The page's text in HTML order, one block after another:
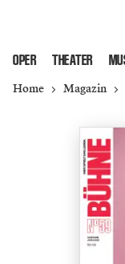
OPER THEATER
Home Magazin